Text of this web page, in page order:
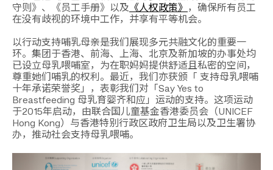
守则》、《员工手册》以及 《人权政策》
，确保所有员工
在没有歧视的环境中工作，并享有平等机会。
以行动支持哺乳母亲是我们展现多元共融文化的重要一
环。集团于香港、前海、上海、北京及新加坡的办事处均
已设立母乳喂哺室，为在职妈妈提供舒适且私密的空间，
尊重她们哺乳的权利。最近，我们亦获颁「 支持母乳喂哺
十年承诺荣誉奖」，表彰我们对「Say Yes to
Breastfeeding 母乳育婴齐和应」运动的支持。这项运动
于2015年启动，由联合国儿童基金香港委员会（UNICEF
Hong Kong）与香港特别行政区政府卫生局以及卫生署协
办，推动社会支持母乳喂哺。